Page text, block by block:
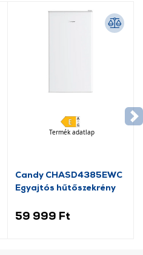
Termék adatlap
Candy CHASD4385EWC
Egyajtós hűtőszekrény
59 999 Ft